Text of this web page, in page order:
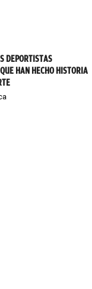
DEPORTISTAS
HAN HECHO HISTORIA